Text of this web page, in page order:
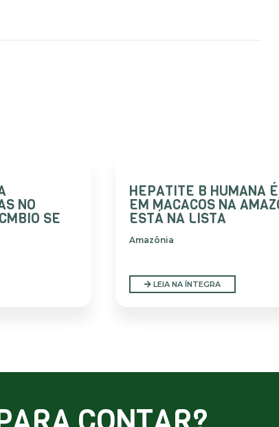
NO
SE
HEPATITE B HUMANA
EM MACACOS NA
ESTÁ NA LISTA
Amazônia
LEIA NA ÍNTEGRA